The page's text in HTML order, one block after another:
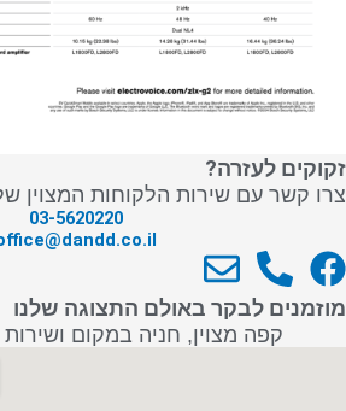
זקוקים לעזרה?
צרו קשר עם שירות הלקוחות המצוין
03-5620220
F
a
P
h
o
E
n
v
מוזמנים לבקר באולם התצוגה שלנו
קפה מצוין, חניה במקום